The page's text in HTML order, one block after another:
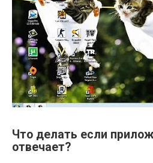
Что делать если
отвечает?